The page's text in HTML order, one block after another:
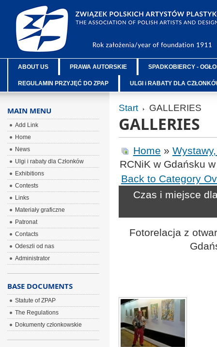
ABOUT US PRAWA AUTORSKIE SPADKOBIERCY -
REGULAMIN PRZYJĘĆ DO ZPAP ULGI i RABATY DLA
Start GALLERIES
GALLERIES
Home »
RCNiK w Gdańsku
Back to Category
Czas i miejsce
Fotorelacja z
MAIN MENU
Add Link
Home
News
Ulgi i rabaty dla Członków
Exhibitions
Contests
Links
Materiały graficzne
Patronat
Contacts
Odeszli od nas
Administrator
BASE DOCUMENTS
Statute of ZPAP
The Regulations
Dokumenty członkowskie